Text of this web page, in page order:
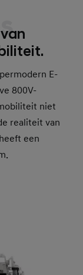
E-
800V-
niet
realiteit van
een